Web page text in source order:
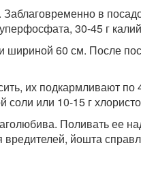
в
30-45 г
шириной 60 см. После
их подкармливают по
или 10-15 г
Поливать ее
вредителей, йошта